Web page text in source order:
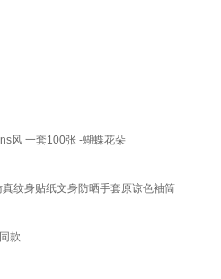
风 一套100张 -蝴蝶花朵
纹身贴纸文身防晒手套原谅色袖筒
款